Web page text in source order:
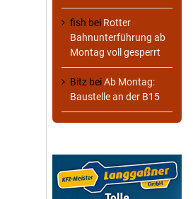
fish bei Rotter
Bahnunterführung ab
Montag voll gesperrt
Bitz beiAb Montag:
Baustelle an der B15